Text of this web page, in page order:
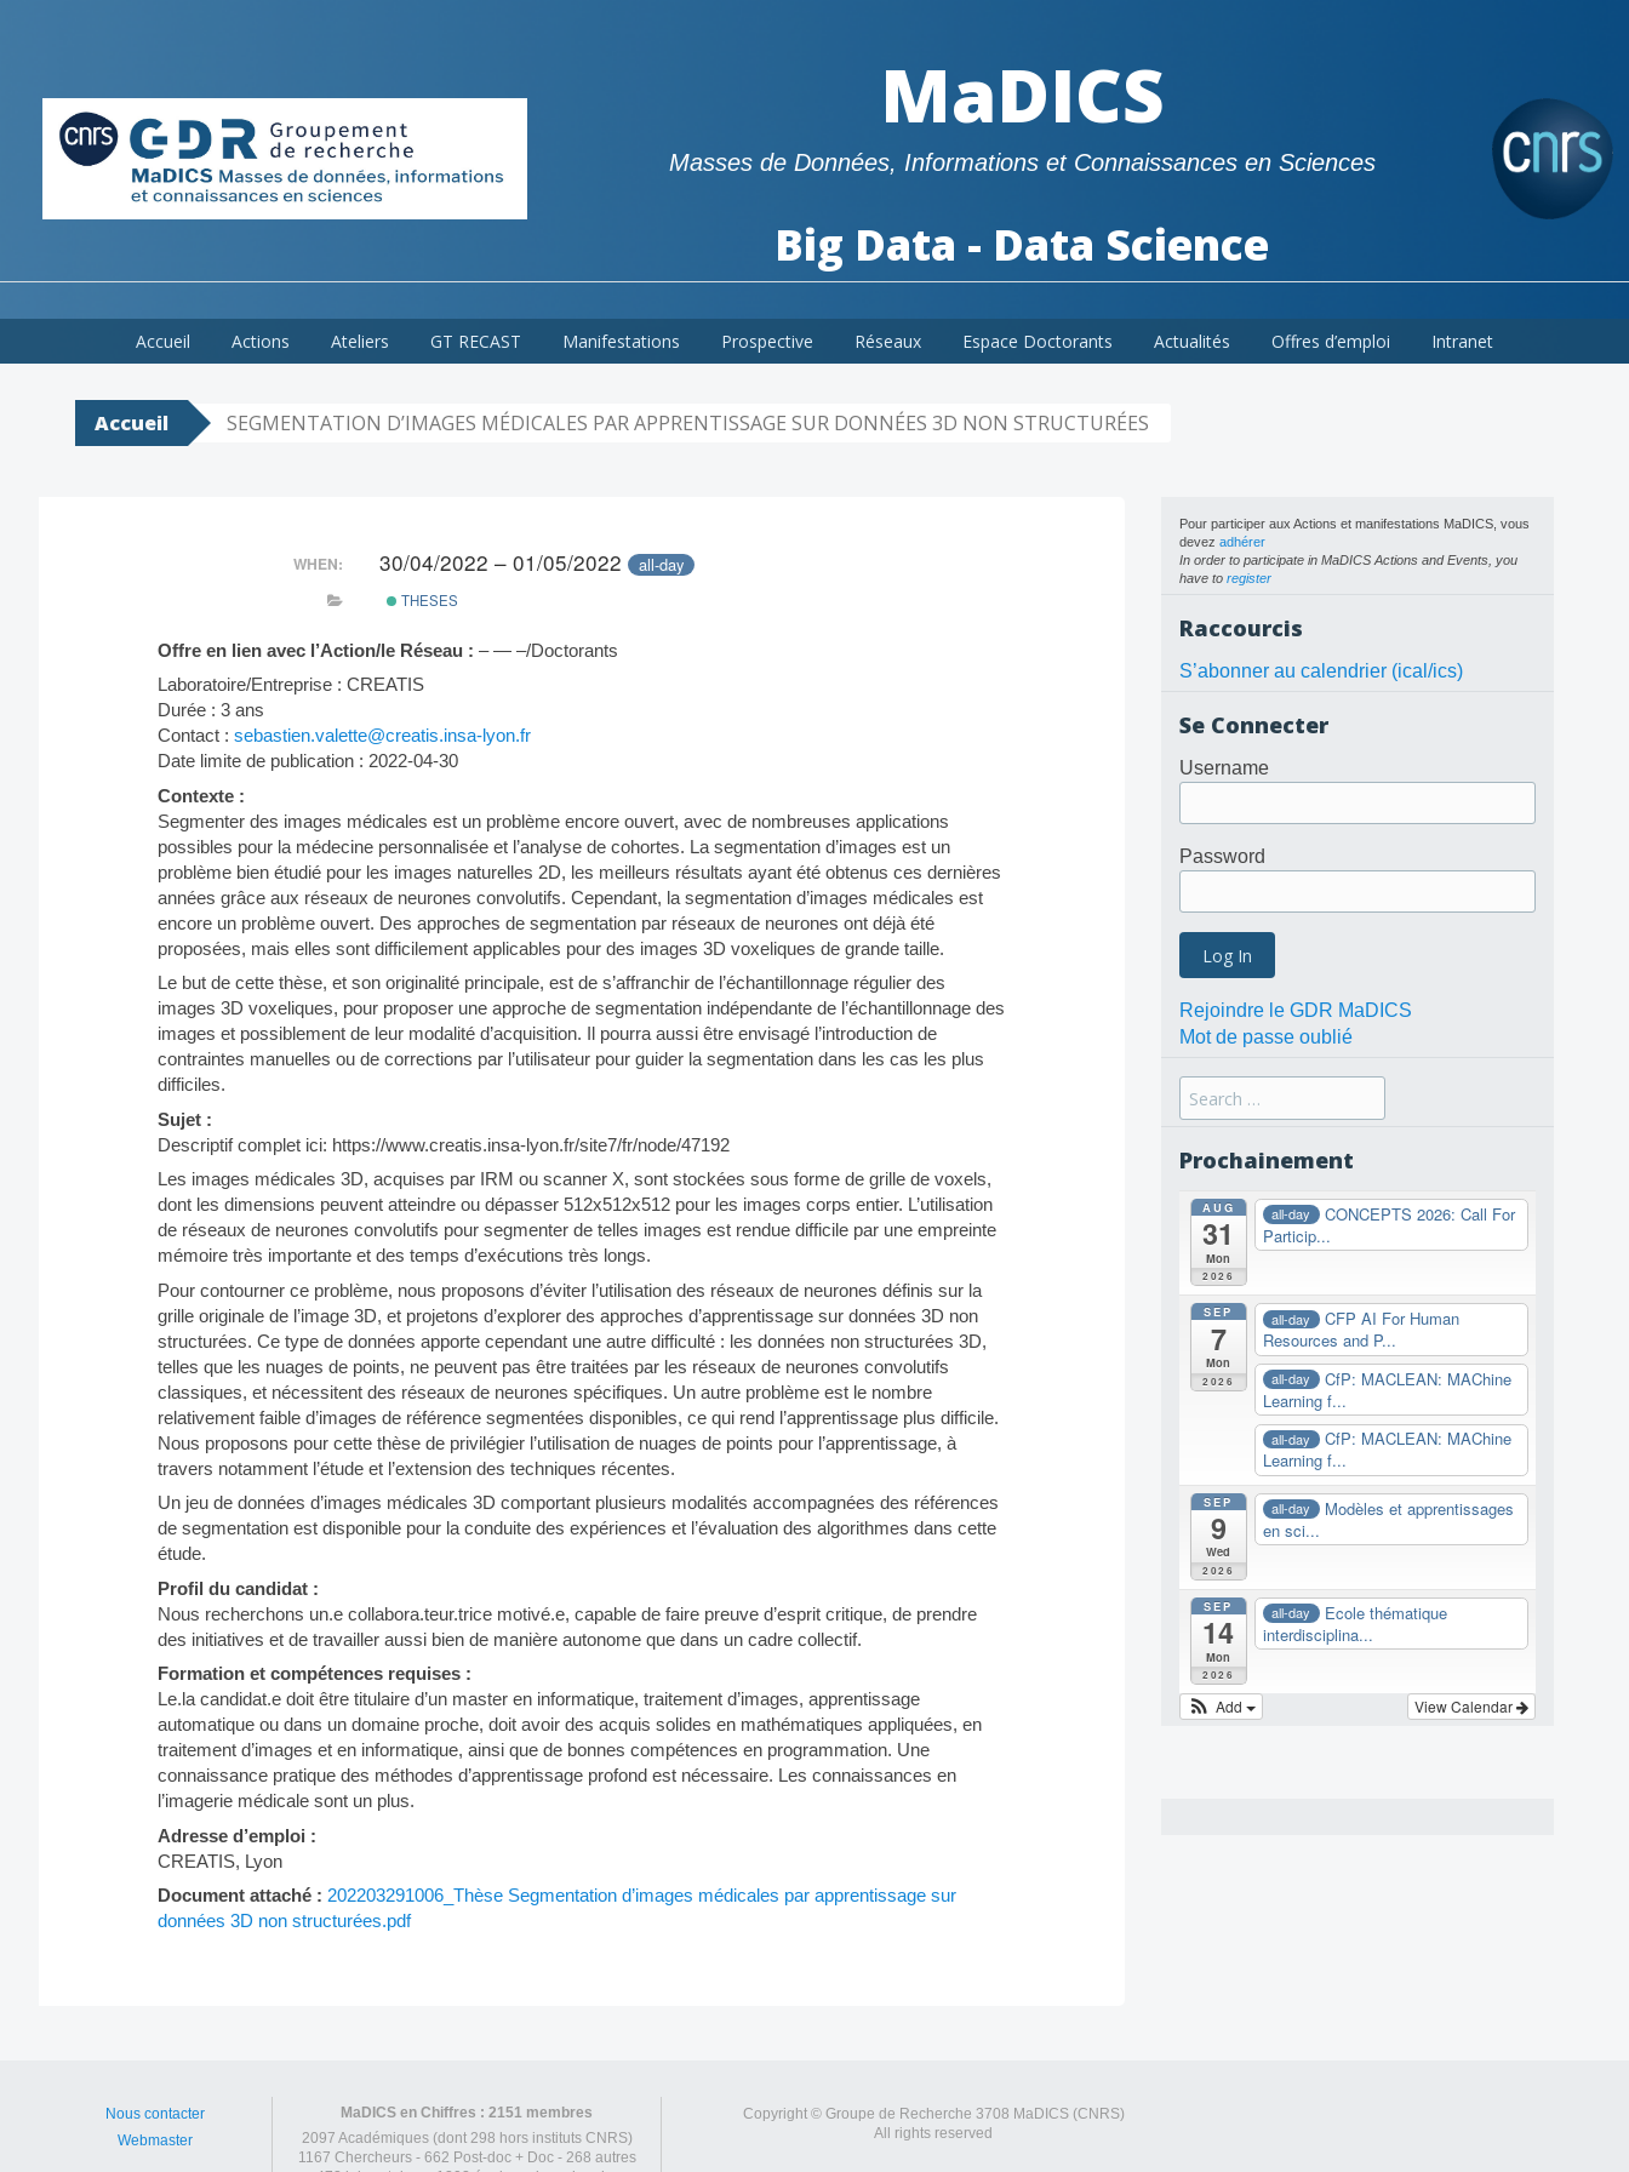
MaDICS
Masses de Données, Informations et Connaissances en Sciences
Big Data - Data Science
to
Accueil Actions Ateliers GT RECAST Manifestations Prospective Réseaux Espace Doctorants Actualités Offres d’emploi Intranet
Accueil SEGMENTATION D’IMAGES MÉDICALES PAR APPRENTISSAGE SUR DONNÉES 3D NON STRUCTURÉES
WHEN: 30/04/2022 – 01/05/2022 all-day
THESES
Offre en lien avec l’Action/le Réseau : – — –/Doctorants
Laboratoire/Entreprise : CREATIS
Durée : 3 ans
Contact : sebastien.valette@creatis.insa-lyon.fr
Date limite de publication : 2022-04-30
Contexte :
Segmenter des images médicales est un problème encore ouvert, avec de nombreuses applications
possibles pour la médecine personnalisée et l’analyse de cohortes. La segmentation d’images est un
problème bien étudié pour les images naturelles 2D, les meilleurs résultats ayant été obtenus ces dernières
années grâce aux réseaux de neurones convolutifs. Cependant, la segmentation d’images médicales est
encore un problème ouvert. Des approches de segmentation par réseaux de neurones ont déjà été
proposées, mais elles sont difficilement applicables pour des images 3D voxeliques de grande taille.
Le but de cette thèse, et son originalité principale, est de s’affranchir de l’échantillonnage régulier des
images 3D voxeliques, pour proposer une approche de segmentation indépendante de l’échantillonnage des
images et possiblement de leur modalité d’acquisition. Il pourra aussi être envisagé l’introduction de
contraintes manuelles ou de corrections par l’utilisateur pour guider la segmentation dans les cas les plus
difficiles.
Sujet :
Descriptif complet ici: https://www.creatis.insa-lyon.fr/site7/fr/node/47192
Les images médicales 3D, acquises par IRM ou scanner X, sont stockées sous forme de grille de voxels,
dont les dimensions peuvent atteindre ou dépasser 512x512x512 pour les images corps entier. L’utilisation
de réseaux de neurones convolutifs pour segmenter de telles images est rendue difficile par une empreinte
mémoire très importante et des temps d’exécutions très longs.
Pour contourner ce problème, nous proposons d’éviter l’utilisation des réseaux de neurones définis sur la
grille originale de l’image 3D, et projetons d’explorer des approches d’apprentissage sur données 3D non
structurées. Ce type de données apporte cependant une autre difficulté : les données non structurées 3D,
telles que les nuages de points, ne peuvent pas être traitées par les réseaux de neurones convolutifs
classiques, et nécessitent des réseaux de neurones spécifiques. Un autre problème est le nombre
relativement faible d’images de référence segmentées disponibles, ce qui rend l’apprentissage plus difficile.
Nous proposons pour cette thèse de privilégier l’utilisation de nuages de points pour l’apprentissage, à
travers notamment l’étude et l’extension des techniques récentes.
Un jeu de données d’images médicales 3D comportant plusieurs modalités accompagnées des références
de segmentation est disponible pour la conduite des expériences et l’évaluation des algorithmes dans cette
étude.
Profil du candidat :
Nous recherchons un.e collabora.teur.trice motivé.e, capable de faire preuve d’esprit critique, de prendre
des initiatives et de travailler aussi bien de manière autonome que dans un cadre collectif.
Formation et compétences requises :
Le.la candidat.e doit être titulaire d’un master en informatique, traitement d’images, apprentissage
automatique ou dans un domaine proche, doit avoir des acquis solides en mathématiques appliquées, en
traitement d’images et en informatique, ainsi que de bonnes compétences en programmation. Une
connaissance pratique des méthodes d’apprentissage profond est nécessaire. Les connaissances en
l’imagerie médicale sont un plus.
Adresse d’emploi :
CREATIS, Lyon
Document attaché : 202203291006_Thèse Segmentation d’images médicales par apprentissage sur
données 3D non structurées.pdf
navigation
Pour participer aux Actions et manifestations MaDICS, vous
devez adhérer
In order to participate in MaDICS Actions and Events, you
have to register
Raccourcis
S’abonner au calendrier (ical/ics)
Se Connecter
Username
Password
Rejoindre le GDR MaDICS
Mot de passe oublié
Search
for:
Prochainement
AUG
31
Mon
2026
all-day
CONCEPTS 2026: Call For
Particip...
SEP
7
Mon
2026
all-day
CFP AI For Human
Resources and P...
all-day
CfP: MACLEAN: MAChine
Learning f...
all-day
CfP: MACLEAN: MAChine
Learning f...
SEP
9
Wed
2026
all-day
Modèles et apprentissages
en sci...
SEP
14
Mon
2026
all-day
Ecole thématique
interdisciplina...
View Calendar
Add
Nous contacter
Webmaster
MaDICS en Chiffres : 2151 membres
2097 Académiques (dont 298 hors instituts CNRS)
1167 Chercheurs - 662 Post-doc + Doc - 268 autres
Copyright © Groupe de Recherche 3708 MaDICS (CNRS)
All rights reserved